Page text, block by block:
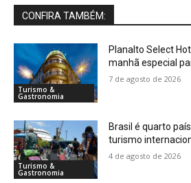
CONFIRA TAMBÉM:
Turismo &
Gastronomia
Planalto Select
manhã especial
7 de agosto de 2026
Turismo &
Gastronomia
Brasil é quarto
turismo
4 de agosto de 2026